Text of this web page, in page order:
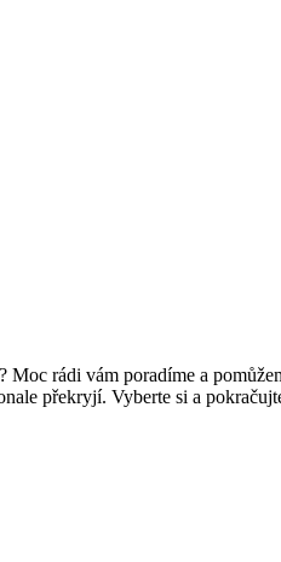
? Moc rádi vám poradíme a
překryjí. Vyberte si a